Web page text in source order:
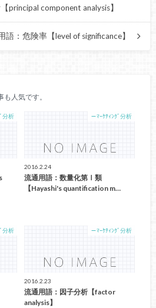
principal component analysis】
語：危険率【level of significance】
も人気です。
分析 －ﾏｰｹﾃｨﾝｸﾞ分析
2016.2.24
流通用語：数量化第Ⅰ類
【Hayashi's quantification m…
分析 －ﾏｰｹﾃｨﾝｸﾞ分析
2016.2.23
流通用語：因子分析【factor
analysis】